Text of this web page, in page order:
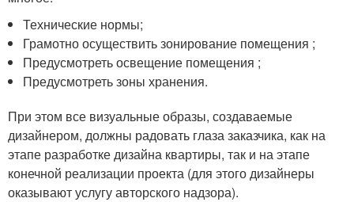
Технические нормы;
Грамотно осуществить зонирование помещения ;
Предусмотреть освещение помещения ;
Предусмотреть зоны хранения.
При этом все визуальные образы, создаваемые
дизайнером, должны радовать глаза заказчика, как на
этапе разработке дизайна квартиры, так и на этапе
конечной реализации проекта (для этого дизайнеры
оказывают услугу авторского надзора).